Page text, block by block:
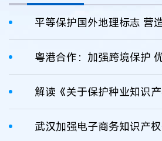
武汉加强电子商务知识产